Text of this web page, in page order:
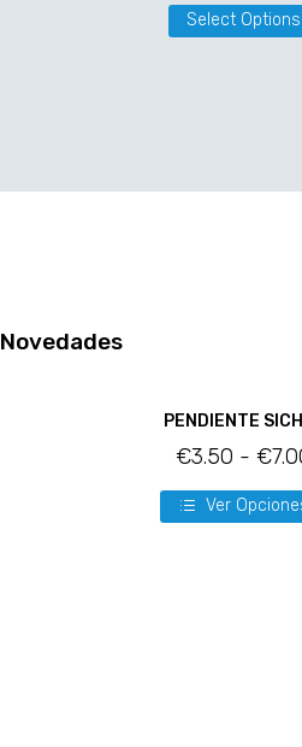
Select Options
Novedades
PENDIENTE
€3.50 - €
Ver